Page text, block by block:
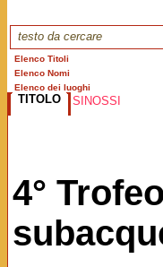
Elenco Titoli
Elenco Nomi
Elenco dei luoghi
TITOLO SINOSSI
4°